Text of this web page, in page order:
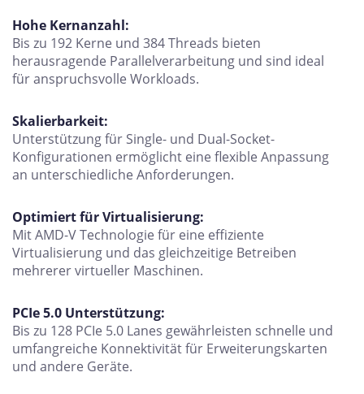
Hohe Kernanzahl:
Bis zu 192 Kerne und 384 Threads bieten
herausragende Parallelverarbeitung und sind ideal
für anspruchsvolle Workloads.
Skalierbarkeit:
Unterstützung für Single- und Dual-Socket-
Konfigurationen ermöglicht eine flexible Anpassung
an unterschiedliche Anforderungen.
Optimiert für Virtualisierung:
Mit AMD-V Technologie für eine effiziente
Virtualisierung und das gleichzeitige Betreiben
mehrerer virtueller Maschinen.
PCIe 5.0 Unterstützung:
Bis zu 128 PCIe 5.0 Lanes gewährleisten schnelle und
umfangreiche Konnektivität für Erweiterungskarten
und andere Geräte.